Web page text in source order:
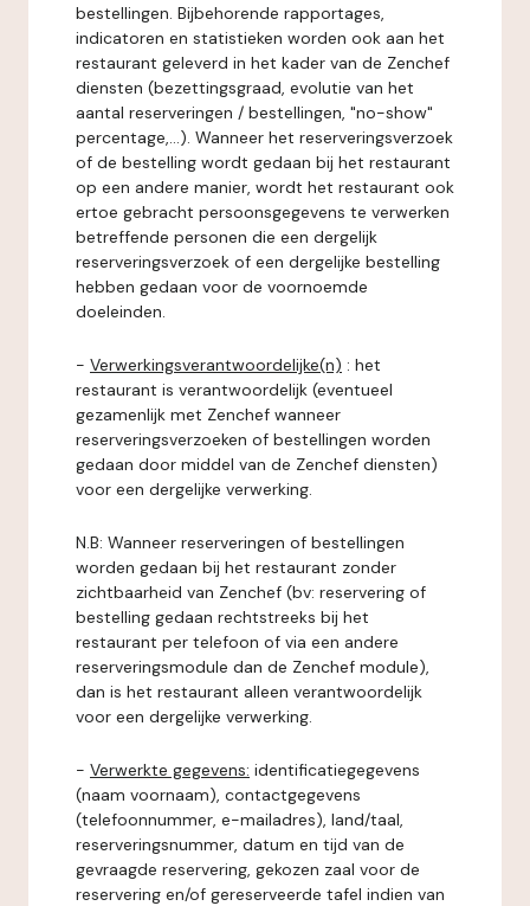
bestellingen. Bijbehorende rapportages,
indicatoren en statistieken worden ook aan het
restaurant geleverd in het kader van de Zenchef
diensten (bezettingsgraad, evolutie van het
aantal reserveringen / bestellingen, "no-show"
percentage,...). Wanneer het reserveringsverzoek
of de bestelling wordt gedaan bij het restaurant
op een andere manier, wordt het restaurant ook
ertoe gebracht persoonsgegevens te verwerken
betreffende personen die een dergelijk
reserveringsverzoek of een dergelijke bestelling
hebben gedaan voor de voornoemde
doeleinden.
- Verwerkingsverantwoordelijke(n) : het
restaurant is verantwoordelijk (eventueel
gezamenlijk met Zenchef wanneer
reserveringsverzoeken of bestellingen worden
gedaan door middel van de Zenchef diensten)
voor een dergelijke verwerking.
N.B: Wanneer reserveringen of bestellingen
worden gedaan bij het restaurant zonder
zichtbaarheid van Zenchef (bv: reservering of
bestelling gedaan rechtstreeks bij het
restaurant per telefoon of via een andere
reserveringsmodule dan de Zenchef module),
dan is het restaurant alleen verantwoordelijk
voor een dergelijke verwerking.
- Verwerkte gegevens: identificatiegegevens
(naam voornaam), contactgegevens
(telefoonnummer, e-mailadres), land/taal,
reserveringsnummer, datum en tijd van de
gevraagde reservering, gekozen zaal voor de
reservering en/of gereserveerde tafel indien van